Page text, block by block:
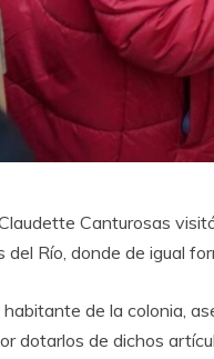
Canturosas
del Río, donde de igual
habitante de la colonia,
dotarlos de dichos